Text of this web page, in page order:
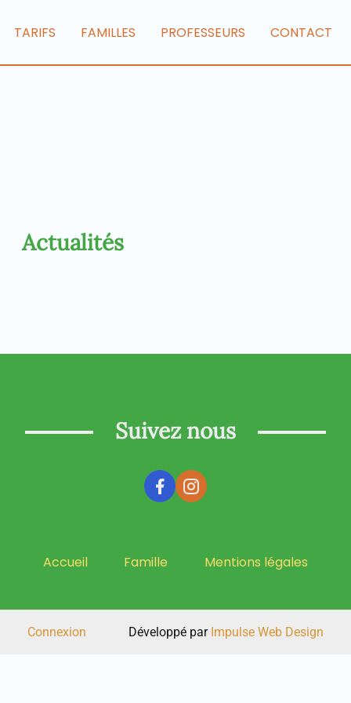
TARIFS FAMILLES PROFESSEURS CONTACT
Actualités
Suivez nous
Accueil Famille Mentions légales
Connexion Développé par Impulse Web Design